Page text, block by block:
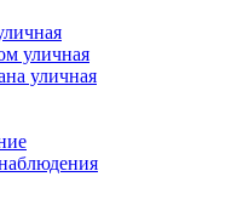
уличная
уличная